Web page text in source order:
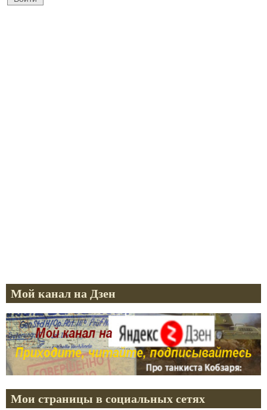
Мой канал на Дзен
Мои страницы в социальных сетях